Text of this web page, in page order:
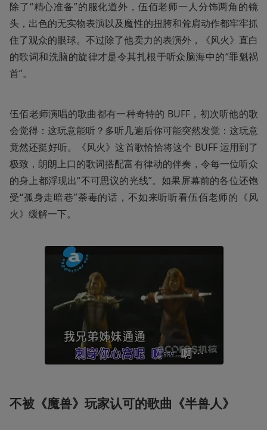
除了“精心准备”的服化道外，伍佰老师一人分饰两角的镜
头，出色的无实物表演以及魔性的扭胯和耸肩动作都牢牢抓
住了观众的眼球。不过除了他卖力的表演外，《风火》直白
的歌词和洗脑的旋律才是令其扎根于听众脑海中的“罪魁祸
首”。
伍佰老师演唱的歌曲都有一种奇特的 BUFF，初次听他的歌
会觉得：这玩意能听？多听几遍后你可能突然发觉：这玩意
竟然还挺好听。《风火》这首歌恰恰将这个 BUFF 运用到了
极致，朗朗上口的歌词搭配富有律动的伴奏，令每一位听众
的身上都浮现出“不可思议的光线”。如果屏幕前的各位还饱
受“孤身走暗巷”荼毒的话，不如来听听看伍佰老师的《风
火》缓解一下。
不被《魔兽》玩家认可的歌曲《半兽人》